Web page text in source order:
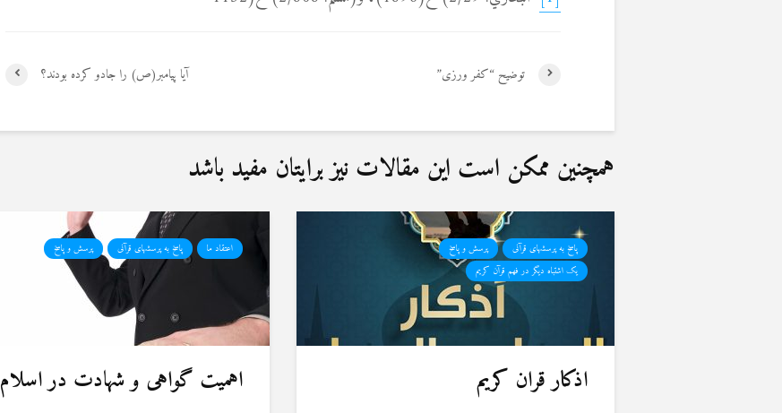
آیا پیامبر(ص) را جادو کرده بودند؟ توضیح “کفر ورزی”
همچنین ممکن است این مقالات نیز برایتان مفید باشد
پاسخ به پرسشهای قرآنی
پرسش و پاسخ
یک اشتباه دیگر در فهم قرآن کریم
اذکار قران کریم
اعتقاد ما پاسخ به پرسشهای قرآنی پرسش و پاسخ
اهمیت گواهی و شهادت در اسلام